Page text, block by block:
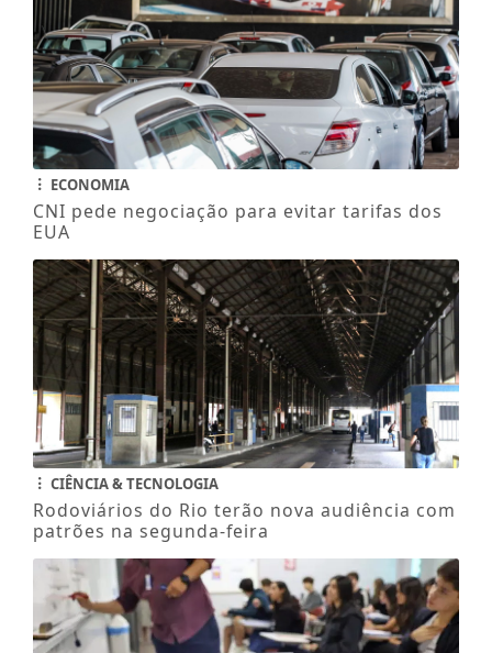
ECONOMIA
CNI pede negociação para evitar tarifas dos
EUA
CIÊNCIA & TECNOLOGIA
Rodoviários do Rio terão nova audiência com
patrões na segunda-feira